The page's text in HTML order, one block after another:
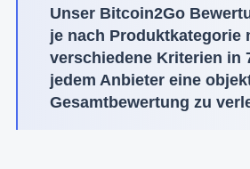
Unser Bitcoin2Go
je nach Produktkategorie
verschiedene Kriterien in
jedem Anbieter eine
Gesamtbewertung zu